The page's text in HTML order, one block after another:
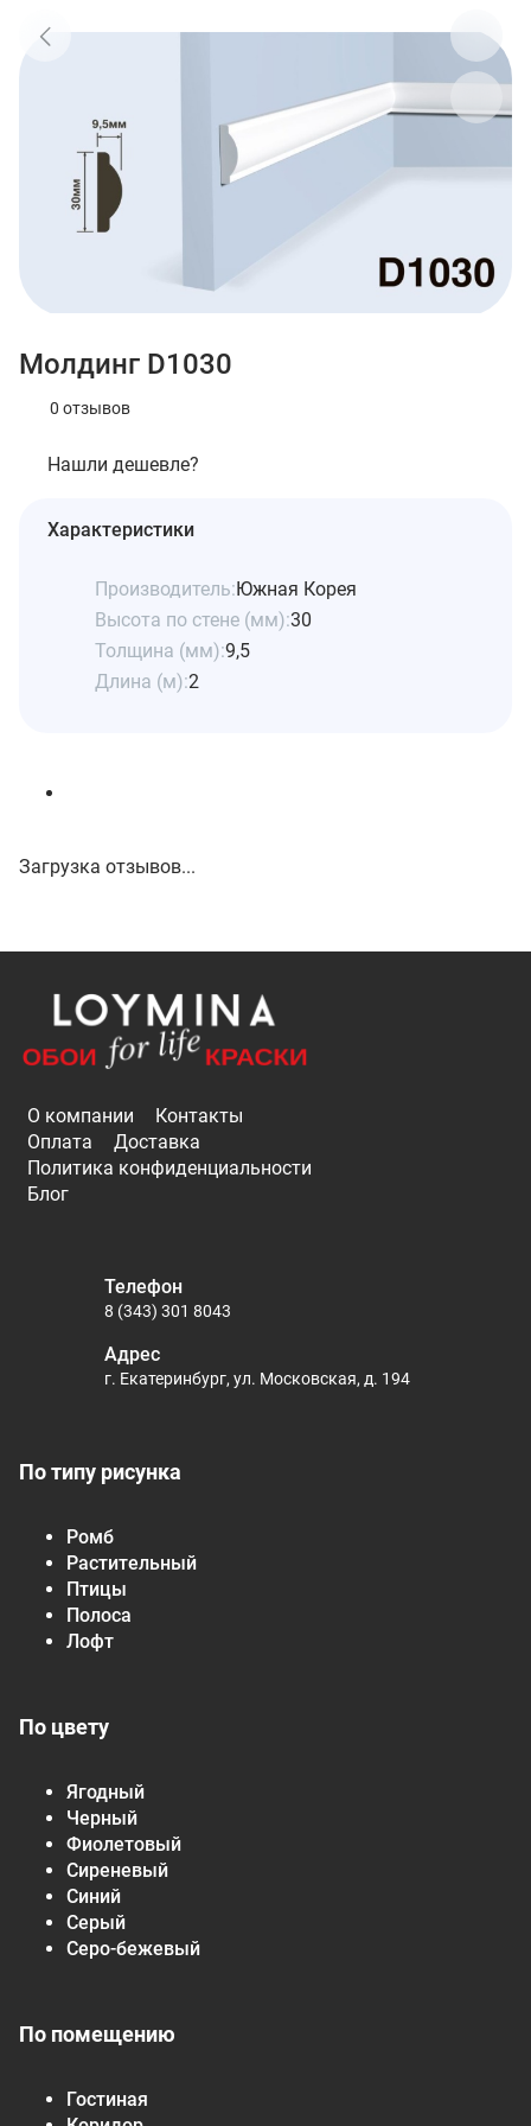
Молдинг D1030
0 отзывов
Нашли дешевле?
Характеристики
Производитель:Южная Корея
Высота по стене (мм):30
Толщина (мм):9,5
Длина (м):2
Загрузка отзывов...
О компании
Контакты
Оплата
Доставка
Политика конфиденциальности
Блог
По типу рисунка
Ромб
Растительный
Птицы
Полоса
Лофт
По цвету
Ягодный
Черный
Фиолетовый
Сиреневый
Синий
Серый
Серо-бежевый
По помещению
Гостиная
Телефон
8 (343) 301 8043
Адрес
г. Екатеринбург, ул. Московская, д. 194